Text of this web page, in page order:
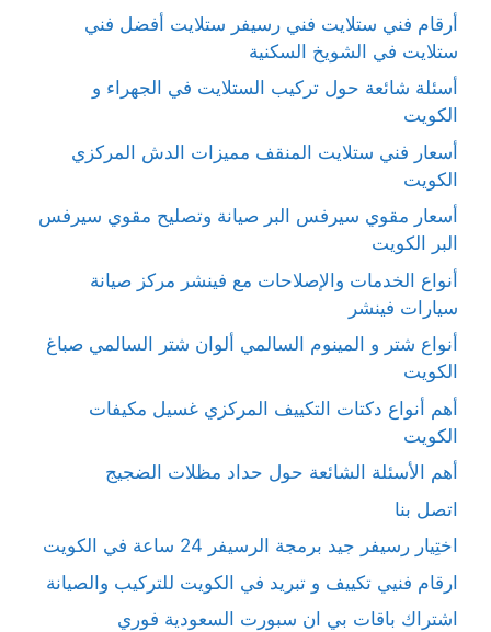
أرقام فني ستلايت فني رسيفر ستلايت أفضل فني
ستلايت في الشويخ السكنية
أسئلة شائعة حول تركيب الستلايت في الجهراء و
الكويت
أسعار فني ستلايت المنقف مميزات الدش المركزي
الكويت
أسعار مقوي سيرفس البر صيانة وتصليح مقوي سيرفس
البر الكويت
أنواع الخدمات والإصلاحات مع فينشر مركز صيانة
سيارات فينشر
أنواع شتر و المينوم السالمي ألوان شتر السالمي صباغ
الكويت
أهم أنواع دكتات التكييف المركزي غسيل مكيفات
الكويت
أهم الأسئلة الشائعة حول حداد مظلات الضجيج
اتصل بنا
اختِيار رسيفر جيد برمجة الرسيفر 24 ساعة في الكويت
ارقام فنيي تكييف و تبريد في الكويت للتركيب والصيانة
اشتراك باقات بي ان سبورت السعودية فوري